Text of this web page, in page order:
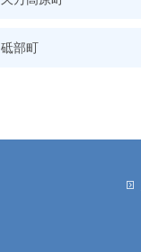
砥部町